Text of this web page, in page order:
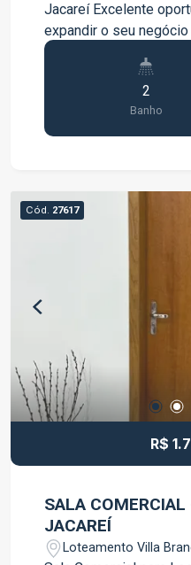
Jacareí Excelente oportunidade para instalar ou
expandir o seu
estratégica no bairro Santa Maria.
com uma estrutura
escritórios, clínicas,
prestadores de
comerciais. Características do imóvel: 03 salas
distribuídos Ótimo
conforme a
Localizado em uma
boa circulação de
praticidade para clientes
em contato para mais
visita. Conheça de
crescimento da sua
2
Banho
Cód. 27617
R$
SALA
JACAREÍ
Loteamento Villa